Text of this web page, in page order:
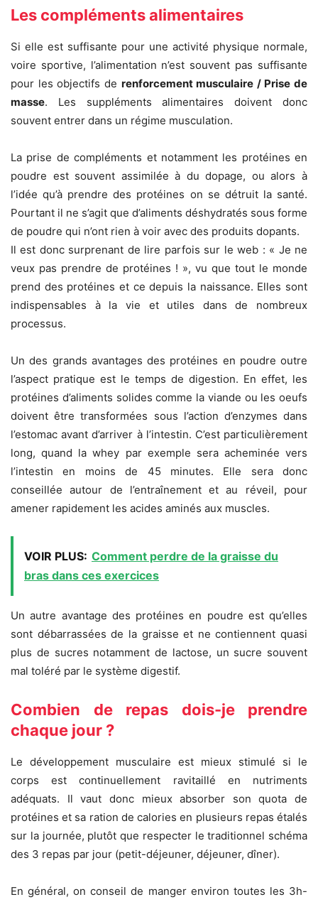
Les compléments alimentaires
Si elle est suffisante pour une activité physique normale,
voire sportive, l’alimentation n’est souvent pas suffisante
pour les objectifs de renforcement musculaire / Prise de
masse. Les suppléments alimentaires doivent donc
souvent entrer dans un régime musculation.
La prise de compléments et notamment les protéines en
poudre est souvent assimilée à du dopage, ou alors à
l’idée qu’à prendre des protéines on se détruit la santé.
Pourtant il ne s’agit que d’aliments déshydratés sous forme
de poudre qui n’ont rien à voir avec des produits dopants.
Il est donc surprenant de lire parfois sur le web : « Je ne
veux pas prendre de protéines ! », vu que tout le monde
prend des protéines et ce depuis la naissance. Elles sont
indispensables à la vie et utiles dans de nombreux
processus.
Un des grands avantages des protéines en poudre outre
l’aspect pratique est le temps de digestion. En effet, les
protéines d’aliments solides comme la viande ou les oeufs
doivent être transformées sous l’action d’enzymes dans
l’estomac avant d’arriver à l’intestin. C’est particulièrement
long, quand la whey par exemple sera acheminée vers
l’intestin en moins de 45 minutes. Elle sera donc
conseillée autour de l’entraînement et au réveil, pour
amener rapidement les acides aminés aux muscles.
VOIR PLUS: Comment perdre de la graisse du
bras dans ces exercices
Un autre avantage des protéines en poudre est qu’elles
sont débarrassées de la graisse et ne contiennent quasi
plus de sucres notamment de lactose, un sucre souvent
mal toléré par le système digestif.
Combien de repas dois-je prendre
chaque jour ?
Le développement musculaire est mieux stimulé si le
corps est continuellement ravitaillé en nutriments
adéquats. Il vaut donc mieux absorber son quota de
protéines et sa ration de calories en plusieurs repas étalés
sur la journée, plutôt que respecter le traditionnel schéma
des 3 repas par jour (petit-déjeuner, déjeuner, dîner).
En général, on conseil de manger environ toutes les 3h-